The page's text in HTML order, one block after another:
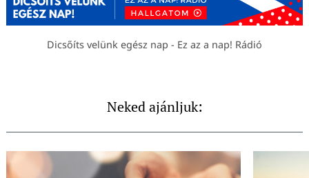
Dicsőíts velünk egész nap - Ez az a nap! Rádió
Neked ajánljuk: